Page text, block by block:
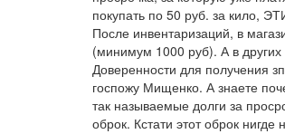
покупать по 50 руб. за кило,
После инвентаризаций, в
(минимум 1000 руб). А в
Доверенности для получения
госпожу Мищенко. А знаете
так называемые долги за
оброк. Кстати этот оброк